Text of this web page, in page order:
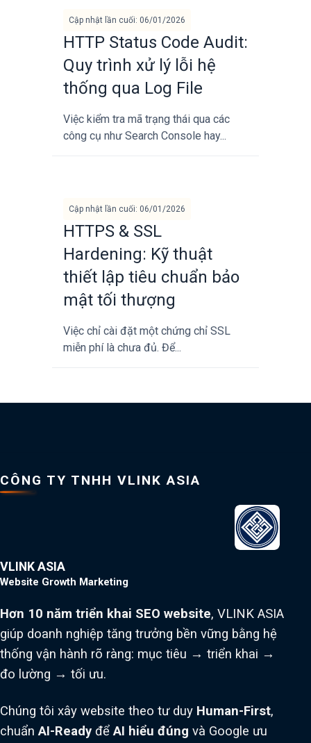
Cập nhật lần cuối: 06/01/2026
HTTP Status Code Audit:
Quy trình xử lý lỗi hệ
thống qua Log File
Việc kiểm tra mã trạng thái qua các
công cụ như Search Console hay...
Cập nhật lần cuối: 06/01/2026
HTTPS & SSL
Hardening: Kỹ thuật
thiết lập tiêu chuẩn bảo
mật tối thượng
Việc chỉ cài đặt một chứng chỉ SSL
miễn phí là chưa đủ. Để...
CÔNG TY TNHH VLINK ASIA
VLINK ASIA
Website Growth Marketing
Hơn 10 năm triển khai SEO website, VLINK ASIA
giúp doanh nghiệp tăng trưởng bền vững bằng hệ
thống vận hành rõ ràng: mục tiêu → triển khai →
đo lường → tối ưu.
Chúng tôi xây website theo tư duy Human-First,
chuẩnAI-Ready đểAI hiểu đúng và Google ưu